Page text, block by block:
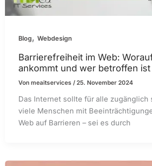
Blog,Webdesign
Barrierefreiheit im Web:
ankommt und wer betroffen ist
Vonmeaitservices/25. November 2024
Das Internet sollte für alle zugänglich
viele Menschen mit
Web auf Barrieren – sei es durch